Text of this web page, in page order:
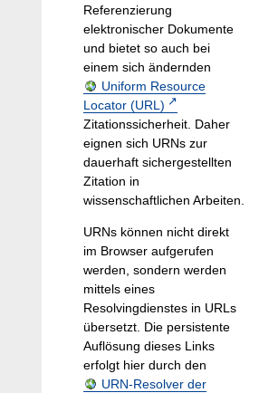
Referenzierung
elektronischer Dokumente
und bietet so auch bei
einem sich ändernden
Uniform Resource
Locator (URL)
Zitationssicherheit. Daher
eignen sich URNs zur
dauerhaft sichergestellten
Zitation in
wissenschaftlichen Arbeiten.
URNs können nicht direkt
im Browser aufgerufen
werden, sondern werden
mittels eines
Resolvingdienstes in URLs
übersetzt. Die persistente
Auflösung dieses Links
erfolgt hier durch den
URN-Resolver der